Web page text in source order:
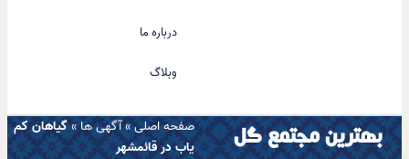
درباره ما
وبلاگ
بهترین مجتمع گل
صفحه اصلی»آگهی ها»گیاهان کم
یاب در قائمشهر